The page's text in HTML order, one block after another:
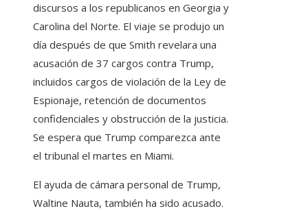
discursos a los republicanos en Georgia y
Carolina del Norte. El viaje se produjo un
día después de que Smith revelara una
acusación de 37 cargos contra Trump,
incluidos cargos de violación de la Ley de
Espionaje, retención de documentos
confidenciales y obstrucción de la justicia.
Se espera que Trump comparezca ante
el tribunal el martes en Miami.
El ayuda de cámara personal de Trump,
Waltine Nauta, también ha sido acusado.